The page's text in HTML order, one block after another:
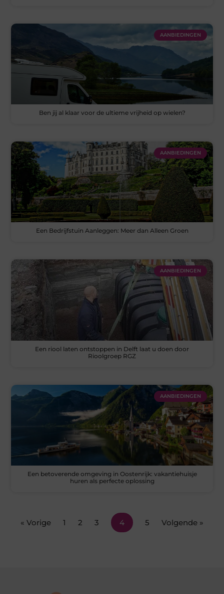
AANBIEDINGEN
Ben jij al klaar voor de ultieme vrijheid op wielen?
AANBIEDINGEN
Een Bedrijfstuin Aanleggen: Meer dan Alleen Groen
AANBIEDINGEN
Een riool laten ontstoppen in Delft laat u doen door
Rioolgroep RGZ
AANBIEDINGEN
Een betoverende omgeving in Oostenrijk: vakantiehuisje
huren als perfecte oplossing
« Vorige 1 2 3 4 5 Volgende »